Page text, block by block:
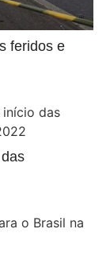
feridos e